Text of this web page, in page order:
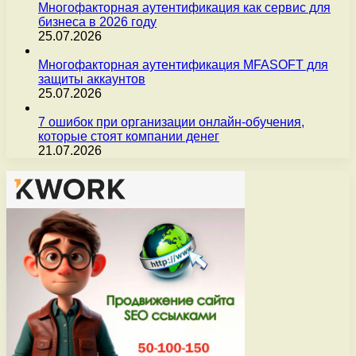
Многофакторная аутентификация как сервис для
бизнеса в 2026 году
25.07.2026
Многофакторная аутентификация MFASOFT для
защиты аккаунтов
25.07.2026
7 ошибок при организации онлайн-обучения,
которые стоят компании денег
21.07.2026